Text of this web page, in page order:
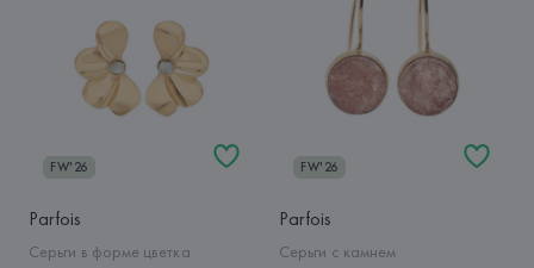
FW'26
Parfois
Серьги в форме цветка
FW'26
Parfois
Серьги с камнем